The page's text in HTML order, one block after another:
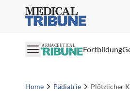
Medical Tribune
PHARMACEUTICAL Fortbildung
Home Pädiatrie Plötzlicher